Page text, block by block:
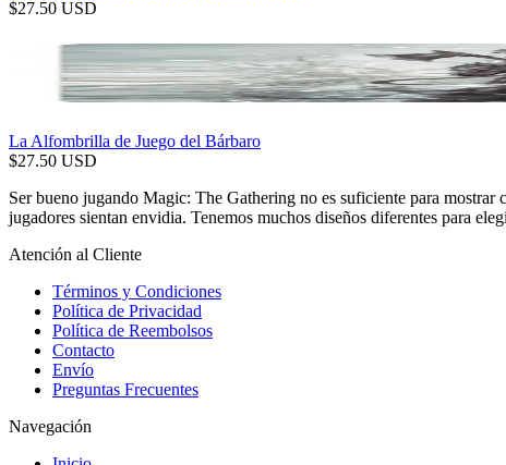
$27.50 USD
La Alfombrilla de Juego del Bárbaro
$27.50 USD
Ser bueno jugando Magic: The Gathering no es suficiente para
jugadores sientan envidia. Tenemos muchos diseños diferentes para
Atención al Cliente
Términos y Condiciones
Política de Privacidad
Política de Reembolsos
Contacto
Envío
Preguntas Frecuentes
Navegación